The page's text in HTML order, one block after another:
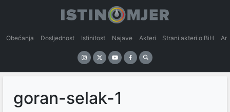
Obećanja Dosljednost Istinitost Najave Akteri Strani akteri o BiH
goran-selak-1